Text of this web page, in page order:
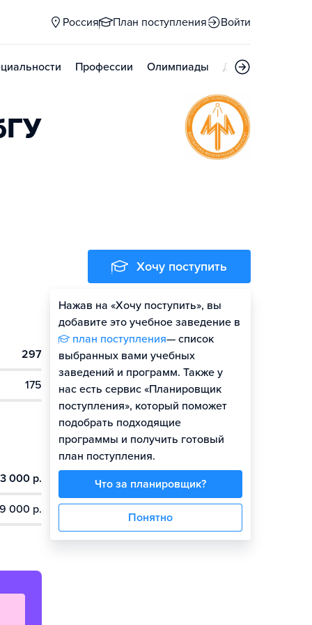
Россия План поступления Войти
Профессии Олимпиады Дни открытых
297
175
000 р.
000 р.
Хочу поступить
Нажав на «Хочу поступить», вы
добавите это учебное заведение в
план поступления— список
выбранных вами учебных
заведений и программ. Также у
нас есть сервис «Планировщик
поступления», который поможет
подобрать подходящие
программы и получить готовый
план поступления.
Что за планировщик?
Понятно
Оценить шансы
Гайд по поступлению